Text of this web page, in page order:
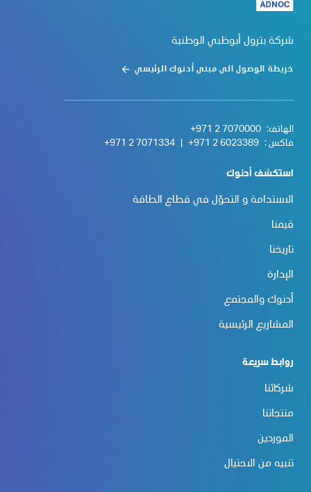
شركة بترول أبوظبي الوطنية
خريطة الوصول الى مبنى أدنوك الرئيسي
الهاتف: +971 2 7070000
فاكس : +971 2 6023389
+971 2 7071334
استكشف أدنوك
الاستدامة و التحوّل في قطاع الطاقة
قيمنا
تاريخنا
الإدارة
أدنوك والمجتمع
المشاريع الرئيسية
روابط سريعة
شركائنا
منتجاتنا
الموردين
تنبيه من الاحتيال